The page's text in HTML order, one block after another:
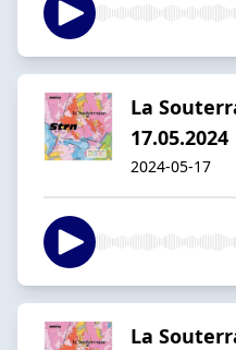
La
17.05.2024
2024-05-17
La